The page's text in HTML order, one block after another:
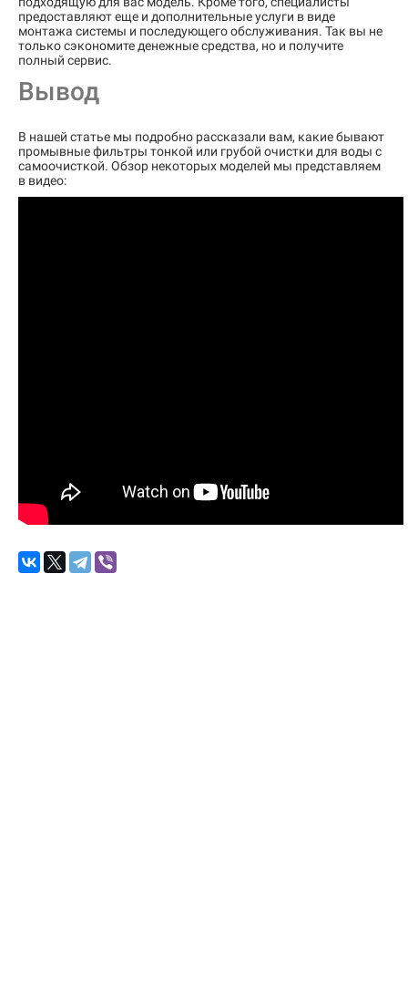
предоставляют еще и дополнительные услуги в виде
монтажа системы и последующего обслуживания. Так вы не
только сэкономите денежные средства, но и получите
полный сервис.
Вывод
В нашей статье мы подробно рассказали вам, какие бывают
промывные фильтры тонкой или грубой очистки для воды с
самоочисткой. Обзор некоторых моделей мы представляем
в видео: